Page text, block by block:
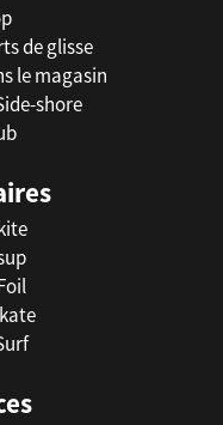
de glisse
le magasin
shore